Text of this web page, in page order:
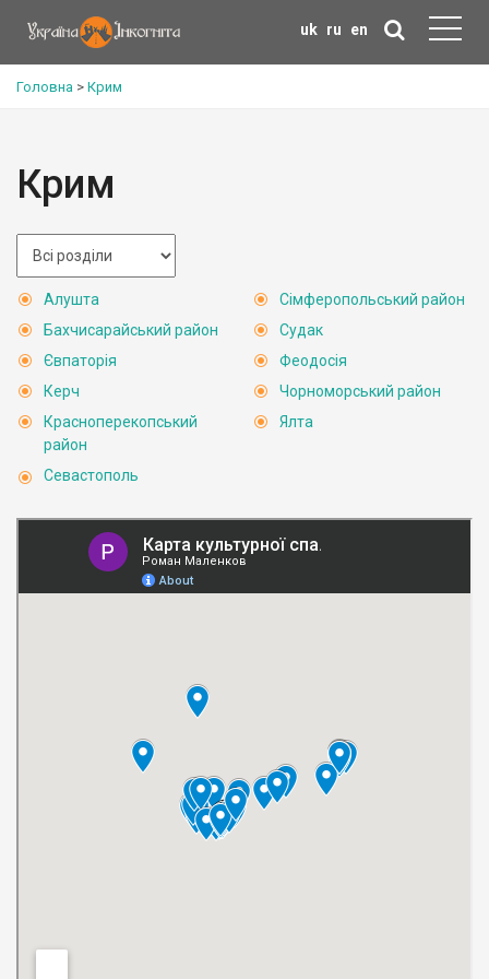
uk ru en
Головна > Крим
Крим
Алушта
Бахчисарайський район
Євпаторія
Керч
Красноперекопський
район
Севастополь
Сімферопольський район
Судак
Феодосія
Чорноморський район
Ялта